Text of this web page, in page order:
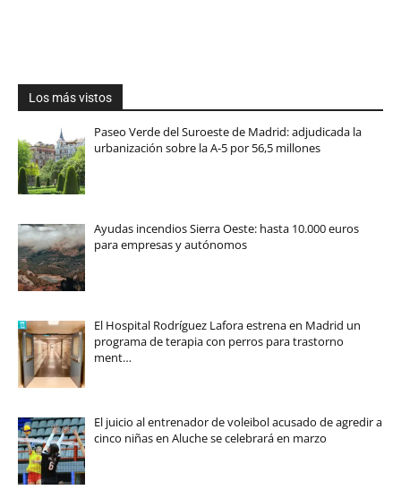
Los más vistos
Paseo Verde del Suroeste de Madrid: adjudicada la
urbanización sobre la A-5 por 56,5 millones
Ayudas incendios Sierra Oeste: hasta 10.000 euros
para empresas y autónomos
El Hospital Rodríguez Lafora estrena en Madrid un
programa de terapia con perros para trastorno
ment…
El juicio al entrenador de voleibol acusado de agredir a
cinco niñas en Aluche se celebrará en marzo